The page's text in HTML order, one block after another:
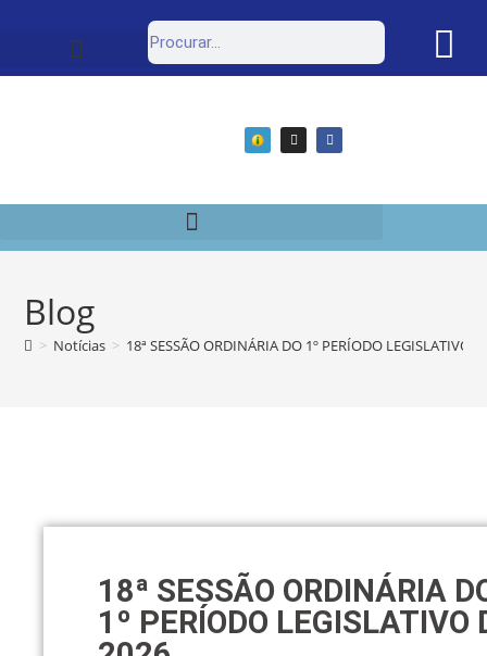
Blog
> Notícias > 18ª SESSÃO ORDINÁRIA DO 1º PERÍODO LEGISLATIVO
18ª SESSÃO ORDINÁRIA
1º PERÍODO LEGISLATIVO